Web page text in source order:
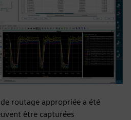
routage appropriée a été
être capturées